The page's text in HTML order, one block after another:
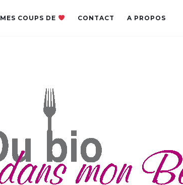
MES COUPS DE CONTACT A PROPOS